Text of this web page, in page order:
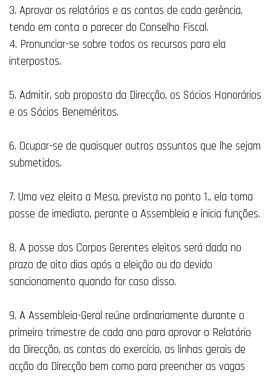
3. Aprovar os relatórios e as contas de cada gerência,
tendo em conta o parecer do Conselho Fiscal.
4. Pronunciar-se sobre todos os recursos para ela
interpostos.
5. Admitir, sob proposta da Direcção, os Sócios Honorários
e os Sócios Beneméritos.
6. Ocupar-se de quaisquer outros assuntos que lhe sejam
submetidos.
7. Uma vez eleita a Mesa, prevista no ponto 1., ela toma
posse de imediato, perante a Assembleia e inicia funções.
8. A posse dos Corpos Gerentes eleitos será dada no
prazo de oito dias após a eleição ou do devido
sancionamento quando for caso disso.
9. A Assembleia-Geral reúne ordinariamente durante o
primeiro trimestre de cada ano para aprovar o Relatório
da Direcção, as contas do exercício, as linhas gerais de
acção da Direcção bem como para preencher as vagas